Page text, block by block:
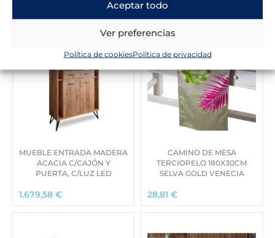
Aceptar todo
Ver preferencias
Política de cookiesPolítica de privacidad
MUEBLE ENTRADA MADERA
ACACIA C/CAJÓN Y
PUERTA, C/LUZ LED
1.679,58 €
CAMINO DE MESA
TERCIOPELO 180X30CM
SELVA GOLD VENECIA
28,81 €